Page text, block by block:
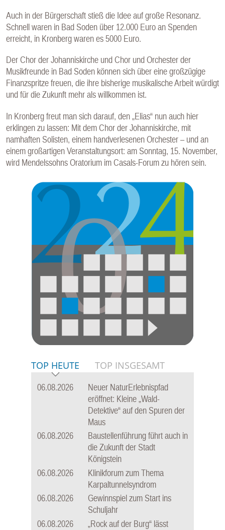
Auch in der Bürgerschaft stieß die Idee auf große Resonanz.
Schnell waren in Bad Soden über 12.000 Euro an Spenden
erreicht, in Kronberg waren es 5000 Euro.
Der Chor der Johanniskirche und Chor und Orchester der
Musikfreunde in Bad Soden können sich über eine großzügige
Finanzspritze freuen, die ihre bisherige musikalische Arbeit würdigt
und für die Zukunft mehr als willkommen ist.
In Kronberg freut man sich darauf, den „Elias“ nun auch hier
erklingen zu lassen: Mit dem Chor der Johanniskirche, mit
namhaften Solisten, einem handverlesenen Orchester – und an
einem großartigen Veranstaltungsort: am Sonntag, 15. November,
wird Mendelssohns Oratorium im Casals-Forum zu hören sein.
TOP HEUTE TOP INSGESAMT
06.08.2026
Neuer NaturErlebnispfad
eröffnet: Kleine „Wald-
Detektive“ auf den Spuren der
Maus
06.08.2026
Baustellenführung führt auch in
die Zukunft der Stadt
Königstein
06.08.2026
Klinikforum zum Thema
Karpaltunnelsyndrom
06.08.2026
Gewinnspiel zum Start ins
Schuljahr
06.08.2026
„Rock auf der Burg“ lässt